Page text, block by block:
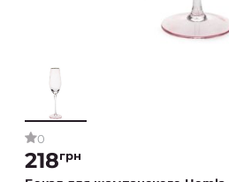
0
218грн